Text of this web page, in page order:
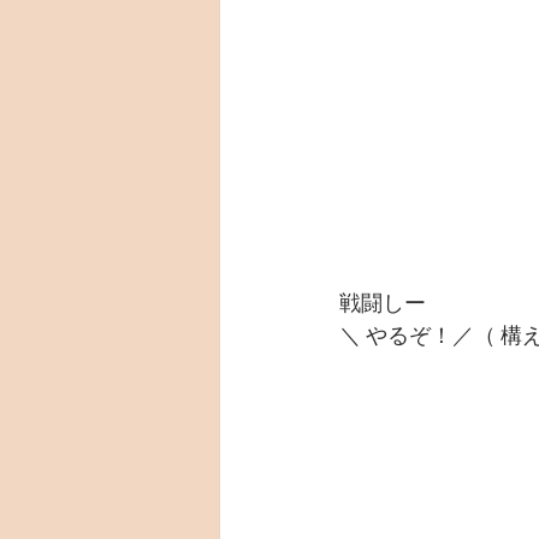
戦闘しー
＼ やるぞ！／（ 構